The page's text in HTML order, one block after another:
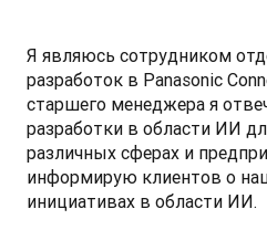
Я являюсь сотрудником
разработок в Panasonic
старшего менеджера я
разработки в области ИИ
различных сферах и
информирую клиентов о
инициативах в области ИИ.